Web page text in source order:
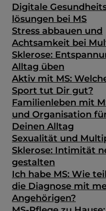
Digitale
lösungen bei MS
Stress abbauen und
Achtsamkeit bei
Sklerose:
Alltag üben
Aktiv mit MS:
Sport tut Dir gut?
Familienleben mit
und Organisation
Deinen Alltag
Sexualität und
Sklerose: Intimität
gestalten
Ich habe MS: Wie
die Diagnose mit
Angehörigen?